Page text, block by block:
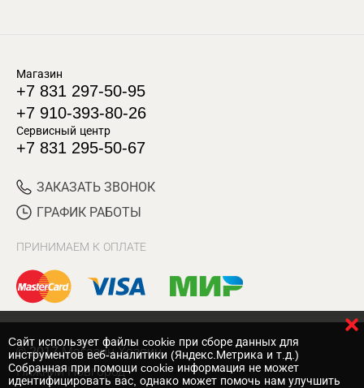
Магазин
+7 831 297-50-95
+7 910-393-80-26
Сервисный центр
+7 831 295-50-67
ЗАКАЗАТЬ ЗВОНОК
ГРАФИК РАБОТЫ
ПРИНИМАЕМ К ОПЛАТЕ
© 2017 Магазин Хозяин
Нижний Новгород
Cайт использует файлы cookie при сборе данных для
инструментов веб-аналитики (Яндекс.Метрика и т.д.)
Собранная при помощи cookie информация не может
идентифицировать вас, однако может помочь нам улучшить